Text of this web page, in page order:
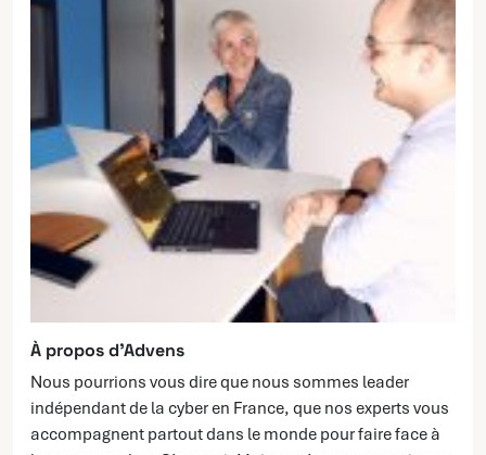
À propos d’Advens
Nous pourrions vous dire que nous sommes leader
indépendant de la cyber en France, que nos experts vous
accompagnent partout dans le monde pour faire face à